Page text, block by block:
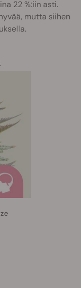
22 %:iin asti.
mutta siihen